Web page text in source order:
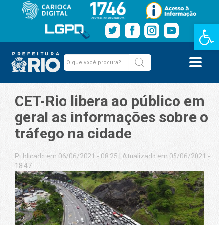
Barra de
CET-Rio libera ao público em
geral as informações sobre o
tráfego na cidade
Publicado em 06/06/2021 - 08:25
Atualizado em 05/06/2021 -
18:47